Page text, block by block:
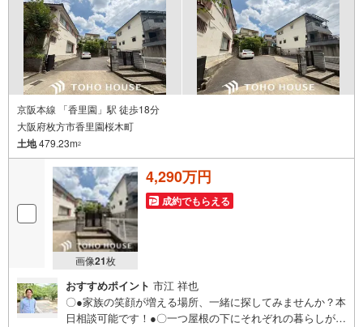
■「お金の理想」も諦めない。専属FPによる無料相談
・家計の「見える化」で安心を
教育費や老後資金など将来の出費を数値化。一生涯の家計シミュレーショ
ンを作成します。
・プロならではのアドバイス
「最適な銀行は？」「今の年収で大丈夫？」といった疑問から住宅ローン
の最大活用まで、家計を守る具体的なプランをご提案
「自分らしい家」と「安心できる将来」
どちらもフロンティアで叶えませんか？
当日の現地見学・FP相談も受付中です
京阪本線 「香里園」駅 徒歩18分
大阪府枚方市香里園桜木町
土地479.23m2
画像21枚
4,290万円
成約でもらえる
おすすめポイント 市江 祥也
〇●家族の笑顔が増える場所、一緒に探してみませんか？本
日相談可能です！●〇一つ屋根の下にそれぞれの暮らしがあ